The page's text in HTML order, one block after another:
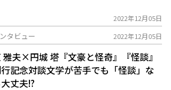
2022年12月05日
タビュー 2022年12月05日
雅夫×円城 塔『文豪と怪奇』『怪談』
記念対談――文学が苦手でも「怪談」な
丈夫!?